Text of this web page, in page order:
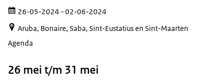
26-05-2024 - 02-06-2024
Aruba, Bonaire, Saba, Sint-Eustatius en Sint-Maarten
Agenda
26 mei t/m 31 mei